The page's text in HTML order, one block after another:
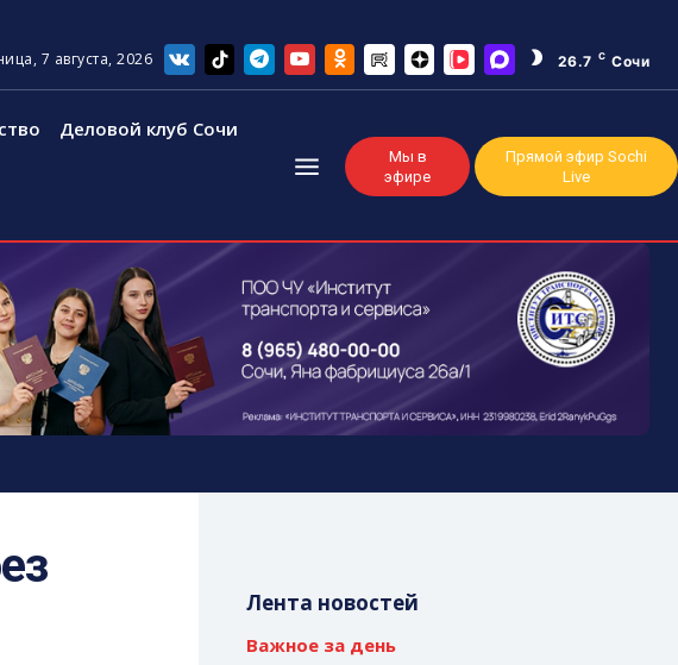
7 августа, 2026 26.7 C Сочи
Деловой клуб Сочи
Мы в
эфире
Прямой эфир Sochi
Live
Лента новостей
Важное за день